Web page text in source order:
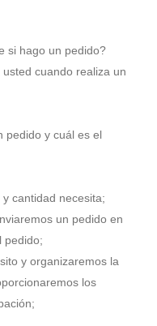
si hago un pedido?
cuando realiza un
pedido y cuál es el
cantidad necesita;
un pedido en
pedido;
y organizaremos la
los